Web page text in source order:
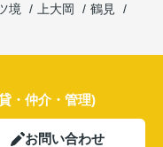
境 上大岡
鶴見
・仲介・管理)
お問い合わせ